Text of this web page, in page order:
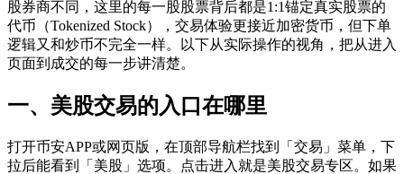
股券商不同，这里的每一股股票背后都是1:1锚定真实股票的
代币（Tokenized Stock），交易体验更接近加密货币，但下单
逻辑又和炒币不完全一样。以下从实际操作的视角，把从进入
页面到成交的每一步讲清楚。
一、美股交易的入口在哪里
打开币安APP或网页版，在顶部导航栏找到「交易」菜单，下
拉后能看到「美股」选项。点击进入就是美股交易专区。如果